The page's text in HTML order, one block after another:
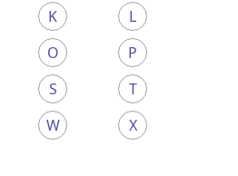
K
L
O
P
S
T
W
X